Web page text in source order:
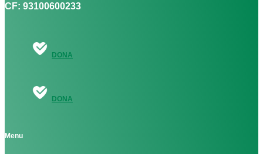
CF: 93100600233
DONA
DONA
Menu